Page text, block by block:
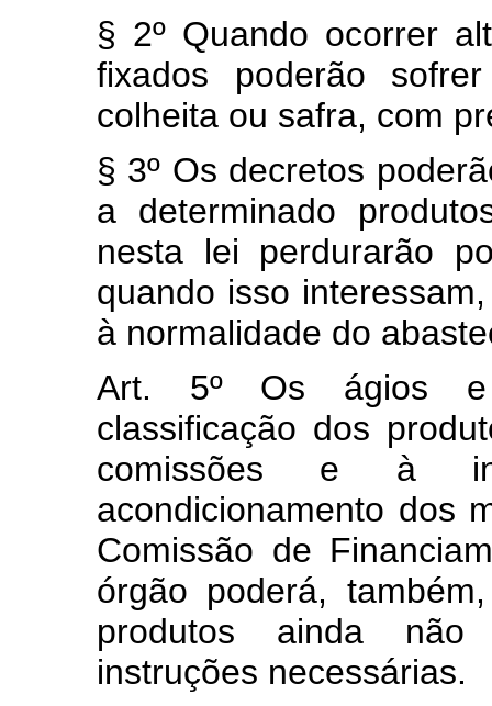
§ 2º Quando ocorrer
fixados poderão
colheita ou safra, com
§ 3º Os decretos
a determinado
nesta lei perdurarão
quando isso
à normalidade do
Art. 5º Os ágios e
classificação dos
comissões e à
acondicionamento dos
Comissão de
órgão poderá,
produtos ainda não
instruções necessárias.